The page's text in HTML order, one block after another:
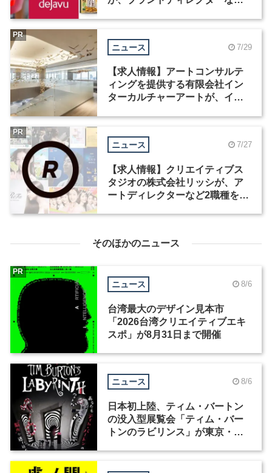
ニュース 7/29
【求人情報】アートコンサルテ
ィングを提供する有限会社イン
ターカルチャーアートが、イン
PR
ニュース 7/27
【求人情報】クリエイティブス
タジオの株式会社リッシが、ア
ートディレクターなど2職種を募
PR
そのほかのニュース
ニュース 8/6
台湾最大のデザイン見本市
「2026台湾クリエイティブエキ
スポ」が8月31日まで開催
PR
ニュース 8/6
日本初上陸、ティム・バートン
の没入型展覧会「ティム・バー
トンのラビリンス」が東京・豊